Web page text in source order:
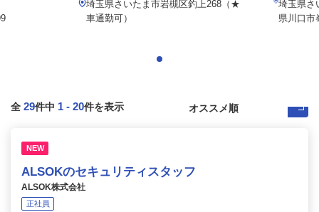
埼玉県さいたま市岩槻区釣上268（★
車通勤可）
埼玉県さ
県川口市
全 29件中 1 - 20件を表示
NEW
ALSOKのセキュリティスタッフ
ALSOK株式会社
正社員